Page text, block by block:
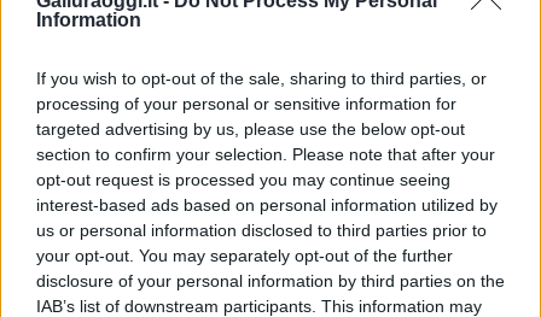
Information
If you wish to opt-out of the sale, sharing to third parties, or
processing of your personal or sensitive information for
targeted advertising by us, please use the below opt-out
section to confirm your selection. Please note that after your
opt-out request is processed you may continue seeing
interest-based ads based on personal information utilized by
us or personal information disclosed to third parties prior to
your opt-out. You may separately opt-out of the further
disclosure of your personal information by third parties on the
IAB’s list of downstream participants. This information may
k p
bussano alle porte
Notre-Dame de Paris conquista Olbia, la prima
al Molo Brin è un successo
Strada Sassari-Olbia, incidente all’alba: ferito il
conducente